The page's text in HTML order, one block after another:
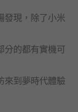
發現，除了小米
分的都有實機可
來到夢時代體驗